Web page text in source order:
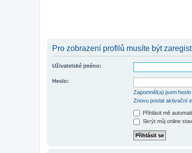
Pro zobrazení profilů musíte být
Uživatelské jméno:
Heslo:
Zapomněl(a) jsem heslo
Znovu poslat aktivační
Přihlásit mě
Skrýt můj online